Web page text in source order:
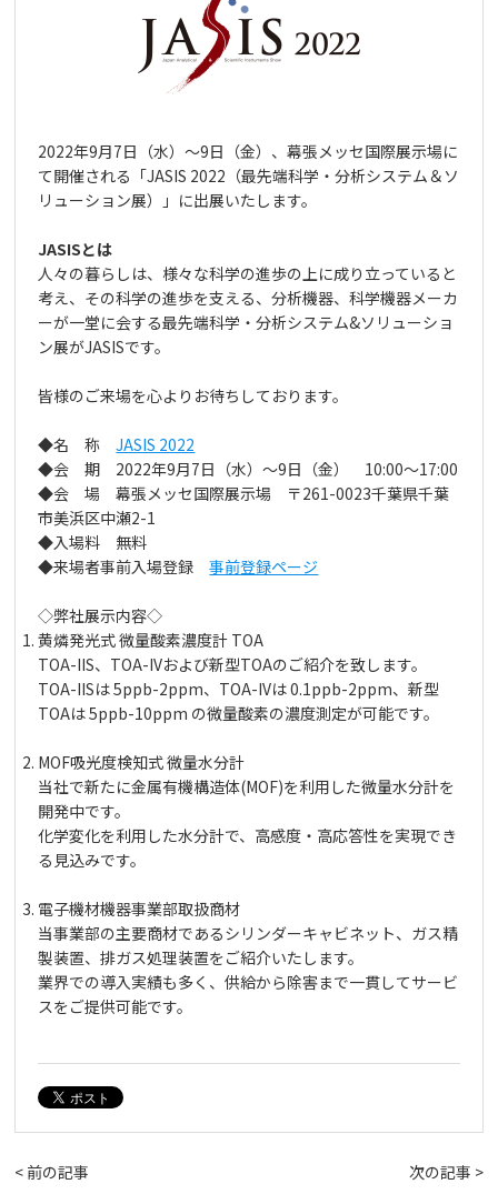
2022年9月7日（水）～9日（金）、幕張メッセ国際展示場に
て開催される「JASIS 2022（最先端科学・分析システム＆ソ
リューション展）」に出展いたします。
JASISとは
人々の暮らしは、様々な科学の進歩の上に成り立っていると
考え、その科学の進歩を支える、分析機器、科学機器メーカ
ーが一堂に会する最先端科学・分析システム&ソリューショ
ン展がJASISです。
皆様のご来場を心よりお待ちしております。
◆名 称JASIS 2022
◆会 期 2022年9月7日（水）～9日（金） 10:00～17:00
◆会 場 幕張メッセ国際展示場 〒261-0023千葉県千葉
市美浜区中瀬2-1
◆入場料 無料
◆来場者事前入場登録事前登録ページ
◇弊社展示内容◇
黄燐発光式 微量酸素濃度計 TOA
TOA-IIS、TOA-IVおよび新型TOAのご紹介を致します。
TOA-IISは 5ppb-2ppm、TOA-IVは 0.1ppb-2ppm、新型
TOAは 5ppb-10ppm の微量酸素の濃度測定が可能です。
MOF吸光度検知式 微量水分計
当社で新たに金属有機構造体(MOF)を利用した微量水分計を
開発中です。
化学変化を利用した水分計で、高感度・高応答性を実現でき
る見込みです。
電子機材機器事業部取扱商材
当事業部の主要商材であるシリンダーキャビネット、ガス精
製装置、排ガス処理装置をご紹介いたします。
業界での導入実績も多く、供給から除害まで一貫してサービ
スをご提供可能です。
< 前の記事 次の記事 >